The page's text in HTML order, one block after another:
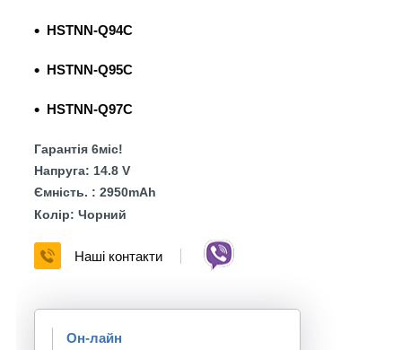
HSTNN-Q94C
HSTNN-Q95C
HSTNN-Q97C
Гарантія 6міс!
Напруга: 14.8 V
Ємність. : 2950mAh
Колір: Чорний
Наші контакти
Он-лайн